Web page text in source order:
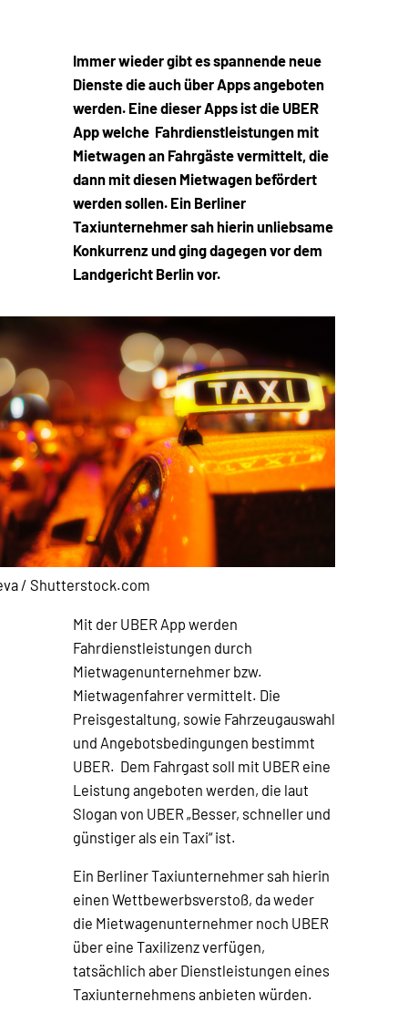
Immer wieder gibt es spannende neue
Dienste die auch über Apps angeboten
werden. Eine dieser Apps ist die UBER
App welche Fahrdienstleistungen mit
Mietwagen an Fahrgäste vermittelt, die
dann mit diesen Mietwagen befördert
werden sollen. Ein Berliner
Taxiunternehmer sah hierin unliebsame
Konkurrenz und ging dagegen vor dem
Landgericht Berlin vor.
/ Shutterstock.com
Mit der UBER App werden
Fahrdienstleistungen durch
Mietwagenunternehmer bzw.
Mietwagenfahrer vermittelt. Die
Preisgestaltung, sowie Fahrzeugauswahl
und Angebotsbedingungen bestimmt
UBER. Dem Fahrgast soll mit UBER eine
Leistung angeboten werden, die laut
Slogan von UBER „Besser, schneller und
günstiger als ein Taxi“ ist.
Ein Berliner Taxiunternehmer sah hierin
einen Wettbewerbsverstoß, da weder
die Mietwagenunternehmer noch UBER
über eine Taxilizenz verfügen,
tatsächlich aber Dienstleistungen eines
Taxiunternehmens anbieten würden.